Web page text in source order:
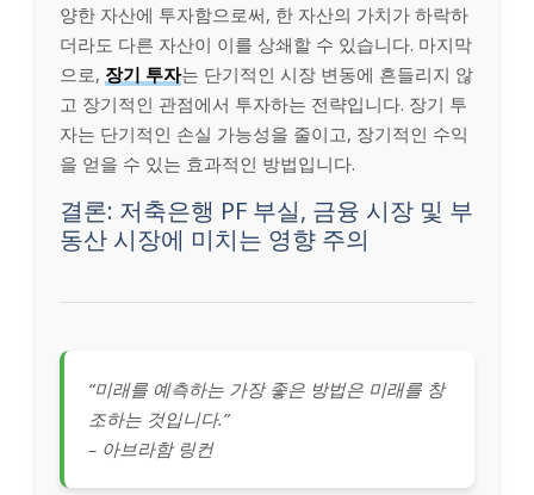
양한 자산에 투자함으로써, 한 자산의 가치가 하락하
더라도 다른 자산이 이를 상쇄할 수 있습니다. 마지막
으로, 장기 투자는 단기적인 시장 변동에 흔들리지 않
고 장기적인 관점에서 투자하는 전략입니다. 장기 투
자는 단기적인 손실 가능성을 줄이고, 장기적인 수익
을 얻을 수 있는 효과적인 방법입니다.
결론: 저축은행 PF 부실, 금융 시장 및 부
동산 시장에 미치는 영향 주의
“미래를 예측하는 가장 좋은 방법은 미래를 창
조하는 것입니다.”
– 아브라함 링컨